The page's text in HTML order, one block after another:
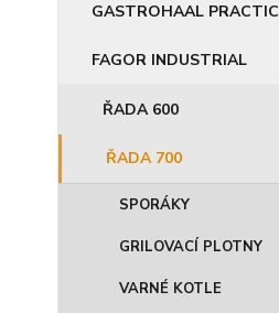
GASTROHAAL PRACTIC
FAGOR INDUSTRIAL
ŘADA 600
ŘADA 700
SPORÁKY
GRILOVACÍ PLOTNY
VARNÉ KOTLE